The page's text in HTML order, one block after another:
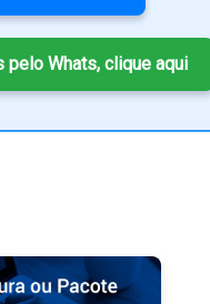
pelo Whats, clique aqui